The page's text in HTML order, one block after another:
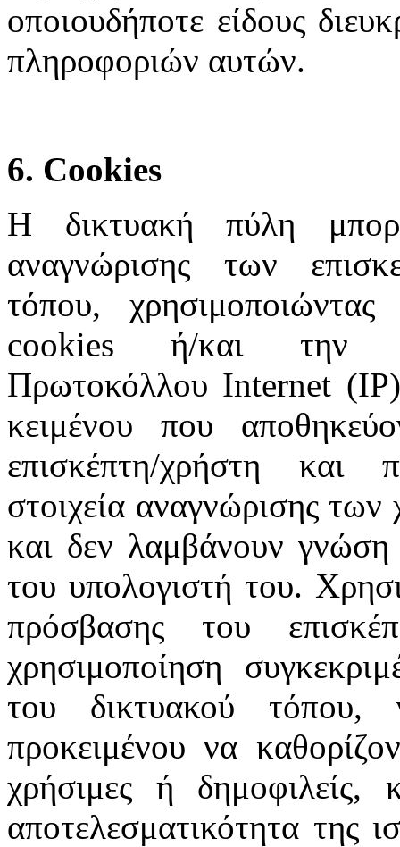
οποιουδήποτε είδους
πληροφοριών αυτών.
6. Cookies
Η δικτυακή πύλη
αναγνώρισης των
τόπου, χρησιμοποιώντας
cookies ή/και την
Πρωτοκόλλου Internet
κειμένου που
επισκέπτη/χρήστη και
στοιχεία αναγνώρισης
και δεν λαμβάνουν γνώση
του υπολογιστή του.
πρόσβασης του
χρησιμοποίηση
του δικτυακού τόπου,
προκειμένου να
χρήσιμες ή
αποτελεσματικότητα της